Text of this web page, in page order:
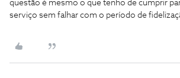
questão é mesmo o que tenho de cumprir
serviço sem falhar com o período de